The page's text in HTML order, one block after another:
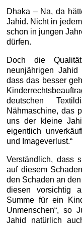
Dhaka – Na, da
Jahid. Nicht in
schon in jungen
dürfen.
Doch die
neunjährigen
dass das besser
deutschen
Nähmaschine, das
uns der kleine
eigentlich
und Imageverlust.“
Verständlich, dass
auf diesem
den Schaden an
diesen vorsichtig
Summe für ein
Unmenschen“, so
Jahid natürlich